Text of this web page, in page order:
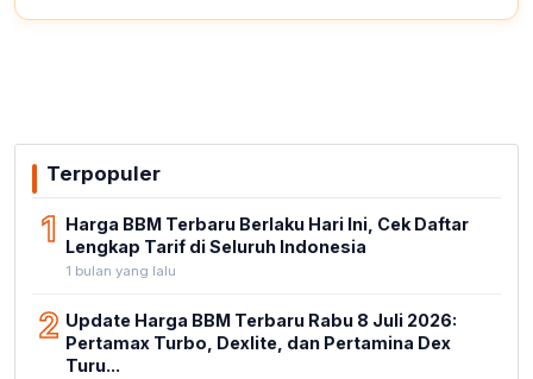
Terpopuler
1 Harga BBM Terbaru Berlaku Hari Ini, Cek Daftar
Lengkap Tarif di Seluruh Indonesia
1 bulan yang lalu
2 Update Harga BBM Terbaru Rabu 8 Juli 2026:
Pertamax Turbo, Dexlite, dan Pertamina Dex
Turu...